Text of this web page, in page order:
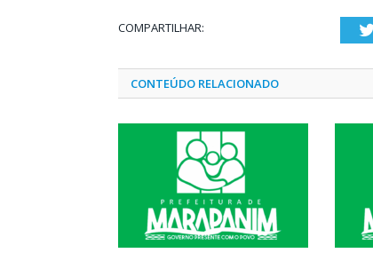
COMPARTILHAR:
CONTEÚDO RELACIONADO